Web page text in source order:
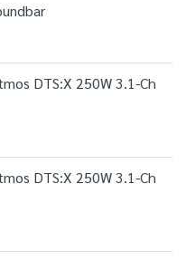
DTS:X 250W 3.1-Ch
DTS:X 250W 3.1-Ch